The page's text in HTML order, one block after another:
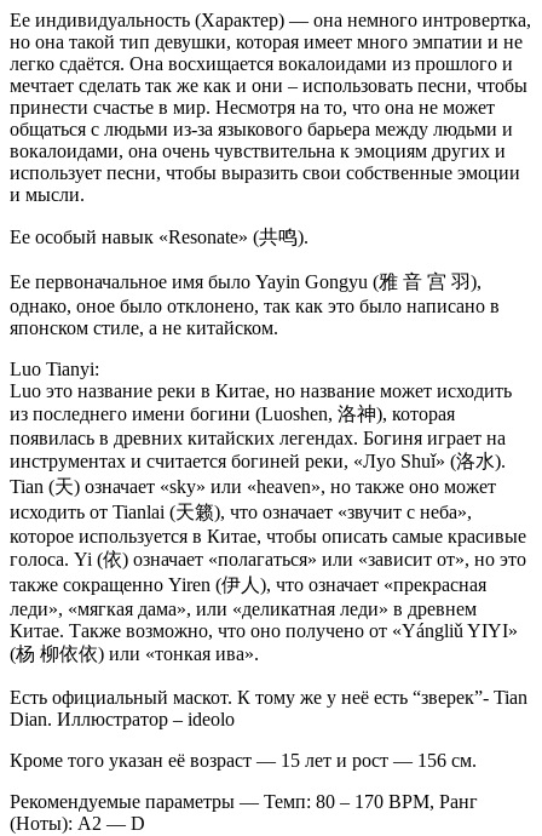
Ее индивидуальность (Характер) — она немного интровертка,
но она такой тип девушки, которая имеет много эмпатии и не
легко сдаётся. Она восхищается вокалоидами из прошлого и
мечтает сделать так же как и они – использовать песни, чтобы
принести счастье в мир. Несмотря на то, что она не может
общаться с людьми из-за языкового барьера между людьми и
вокалоидами, она очень чувствительна к эмоциям других и
использует песни, чтобы выразить свои собственные эмоции
и мысли.
Ее особый навык «Resonate» (共鸣).
Ее первоначальное имя было Yayin Gongyu (雅 音 宫 羽),
однако, оное было отклонено, так как это было написано в
японском стиле, а не китайском.
Luo Tianyi:
Luo это название реки в Китае, но название может исходить
из последнего имени богини (Luoshen, 洛神), которая
появилась в древних китайских легендах. Богиня играет на
инструментах и считается богиней реки, «Луо Shuǐ» (洛水).
Tian (天) означает «sky» или «heaven», но также оно может
исходить от Tianlai (天籁), что означает «звучит с неба»,
которое используется в Китае, чтобы описать самые красивые
голоса. Yi (依) означает «полагаться» или «зависит от», но это
также сокращенно Yiren (伊人), что означает «прекрасная
леди», «мягкая дама», или «деликатная леди» в древнем
Китае. Также возможно, что оно получено от «Yángliǔ YIYI»
(杨 柳依依) или «тонкая ива».
Есть официальный маскот. К тому же у неё есть “зверек”- Tian
Dian. Иллюстратор – ideolo
Кроме того указан её возраст — 15 лет и рост — 156 см.
Рекомендуемые параметры — Темп: 80 – 170 BPM, Ранг
(Ноты): A2 — D